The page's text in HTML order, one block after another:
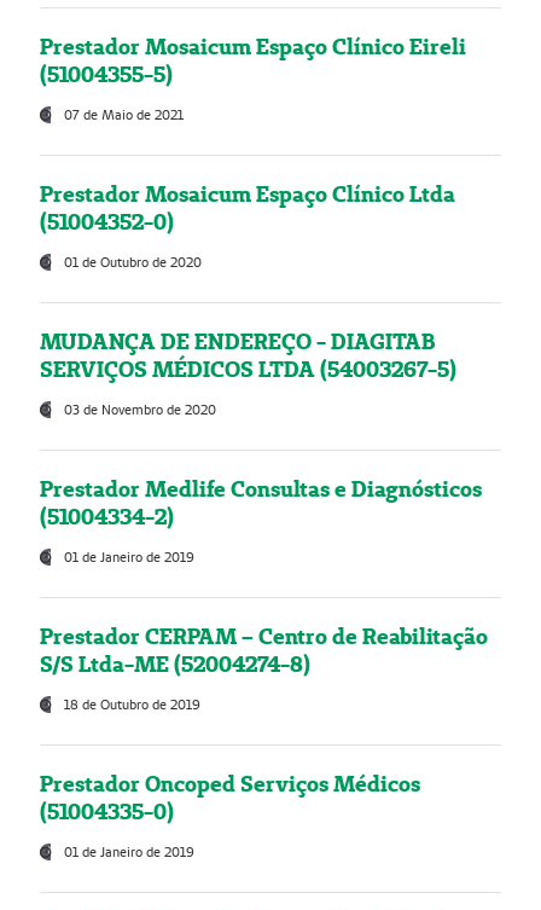
Prestador Mosaicum Espaço Clínico Eireli
(51004355-5)
07 de Maio de 2021
Prestador Mosaicum Espaço Clínico Ltda
(51004352-0)
01 de Outubro de 2020
MUDANÇA DE ENDEREÇO - DIAGITAB
SERVIÇOS MÉDICOS LTDA (54003267-5)
03 de Novembro de 2020
Prestador Medlife Consultas e Diagnósticos
(51004334-2)
01 de Janeiro de 2019
Prestador CERPAM – Centro de Reabilitação
S/S Ltda-ME (52004274-8)
18 de Outubro de 2019
Prestador Oncoped Serviços Médicos
(51004335-0)
01 de Janeiro de 2019